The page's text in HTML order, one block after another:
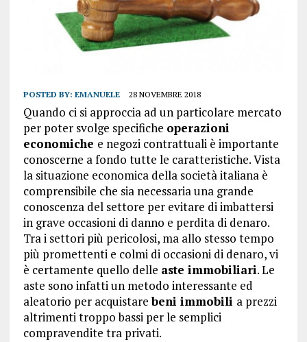
POSTED BY: EMANUELE 28 NOVEMBRE 2018
Quando ci si approccia ad un particolare mercato
per poter svolge specifiche operazioni
economiche e negozi contrattuali è importante
conoscerne a fondo tutte le caratteristiche. Vista
la situazione economica della società italiana è
comprensibile che sia necessaria una grande
conoscenza del settore per evitare di imbattersi
in grave occasioni di danno e perdita di denaro.
Tra i settori più pericolosi, ma allo stesso tempo
più promettenti e colmi di occasioni di denaro, vi
è certamente quello delle aste immobiliari. Le
aste sono infatti un metodo interessante ed
aleatorio per acquistarebeni immobili a prezzi
altrimenti troppo bassi per le semplici
compravendite tra privati.